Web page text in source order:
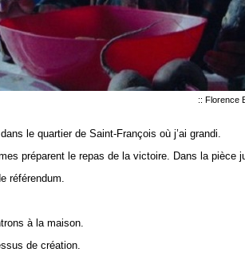
:: Florence
le quartier de Saint-François où j’ai grandi.
préparent le repas de la victoire. Dans la pièce
référendum.
à la maison.
de création.